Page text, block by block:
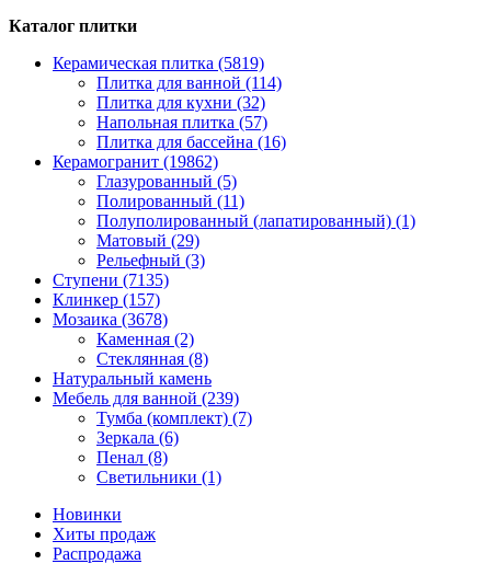
Каталог плитки
Керамическая плитка (5819)
Плитка для ванной (114)
Плитка для кухни (32)
Напольная плитка (57)
Плитка для бассейна (16)
Керамогранит (19862)
Глазурованный (5)
Полированный (11)
Полуполированный (лапатированный) (1)
Матовый (29)
Рельефный (3)
Ступени (7135)
Клинкер (157)
Мозаика (3678)
Каменная (2)
Стеклянная (8)
Натуральный камень
Мебель для ванной (239)
Тумба (комплект) (7)
Зеркала (6)
Пенал (8)
Светильники (1)
Новинки
Хиты продаж
Распродажа